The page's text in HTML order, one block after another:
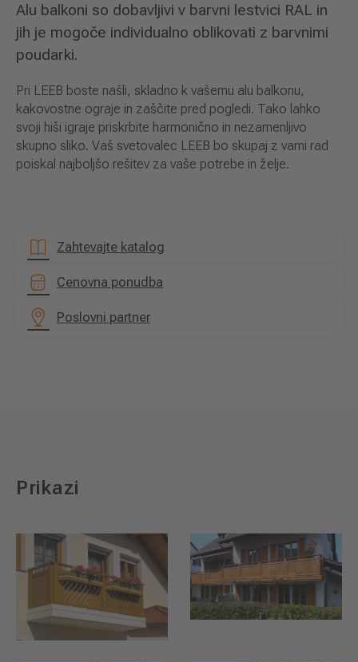
Alu balkoni so dobavljivi v barvni lestvici RAL in
jih je mogoče individualno oblikovati z barvnimi
poudarki.
Pri LEEB boste našli, skladno k vašemu alu balkonu,
kakovostne ograje in zaščite pred pogledi. Tako lahko
svoji hiši igraje priskrbite harmonično in nezamenljivo
skupno sliko. Vaš svetovalec LEEB bo skupaj z vami rad
poiskal najboljšo rešitev za vaše potrebe in želje.
Zahtevajte katalog
Cenovna ponudba
Poslovni partner
Prikazi